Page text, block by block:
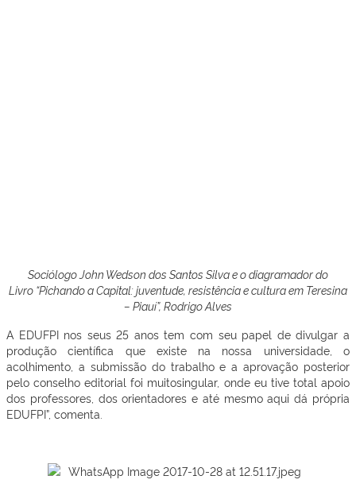
Sociólogo John Wedson dos Santos Silva e o diagramador do
Livro “Pichando a Capital: juventude, resistência e cultura em Teresina
– Piauí”, Rodrigo Alves
A EDUFPI nos seus 25 anos tem com seu papel de divulgar a
produção científica que existe na nossa universidade, o
acolhimento, a submissão do trabalho e a aprovação posterior
pelo conselho editorial foi muitosingular, onde eu tive total apoio
dos professores, dos orientadores e até mesmo aqui dá própria
EDUFPI”, comenta.